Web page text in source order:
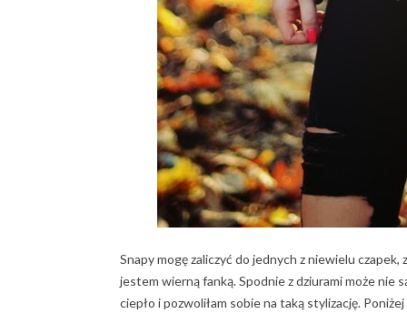
Snapy mogę zaliczyć do jednych z niewielu
jestem wierną fanką. Spodnie z dziurami może nie
ciepło i pozwoliłam sobie na taką stylizację.